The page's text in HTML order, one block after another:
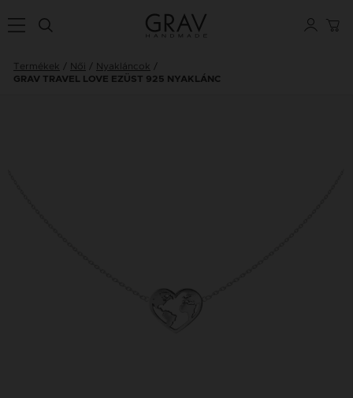
Termékek Női Nyakláncok
GRAV TRAVEL LOVE EZÜST 925 NYAKLÁNC